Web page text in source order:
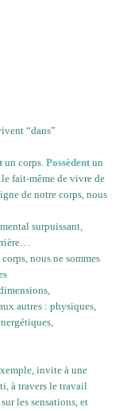
“dans”
un corps. Possèdent un
fait-même de vivre de
de notre corps, nous
surpuissant,
nous ne sommes
autres : physiques,
invite à une
à travers le travail
les sensations, et